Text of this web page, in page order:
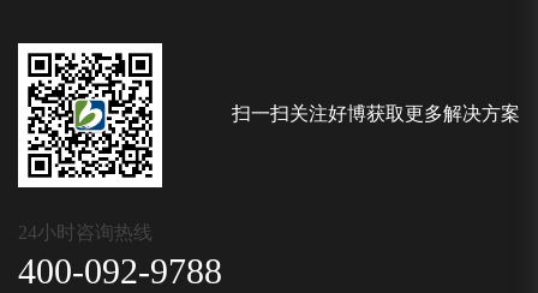
扫一扫关注好博获取更多解决方案
24小时咨询热线
400-092-9788